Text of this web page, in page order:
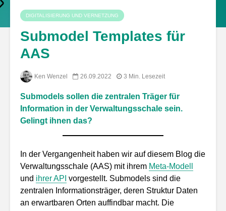
DIGITALISIERUNG UND VERNETZUNG
Submodel Templates für
AAS
Ken Wenzel 26.09.2022 3 Min. Lesezeit
Submodels sollen die zentralen Träger für
Information in der Verwaltungsschale sein.
Gelingt ihnen das?
In der Vergangenheit haben wir auf diesem Blog die
Verwaltungsschale (AAS) mit ihrem Meta-Modell
und ihrer API vorgestellt. Submodels sind die
zentralen Informationsträger, deren Struktur Daten
an erwartbaren Orten auffindbar macht. Die